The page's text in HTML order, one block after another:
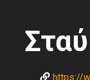
https://